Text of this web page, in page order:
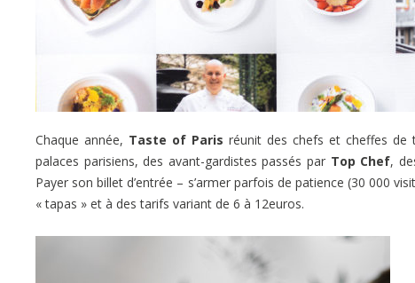
Chaque année, Taste of Paris réunit des chefs et cheffes de
palaces parisiens, des avant-gardistes passés par Top Chef,
Payer son billet d’entrée – s’armer parfois de patience (30 000
« tapas » et à des tarifs variant de 6 à 12euros.